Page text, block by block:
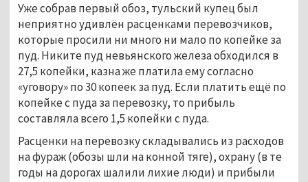
Уже собрав первый обоз, тульский купец был
неприятно удивлён расценками перевозчиков,
которые просили ни много ни мало по копейке за
пуд. Никите пуд невьянского железа обходился в
27,5 копейки, казна же платила ему согласно
«уговору» по 30 копеек за пуд. Если платить ещё по
копейке с пуда за перевозку, то прибыль
составляла всего 1,5 копейки с пуда.
Расценки на перевозку складывались из расходов
на фураж (обозы шли на конной тяге), охрану (в те
годы на дорогах шалили лихие люди) и прибыли